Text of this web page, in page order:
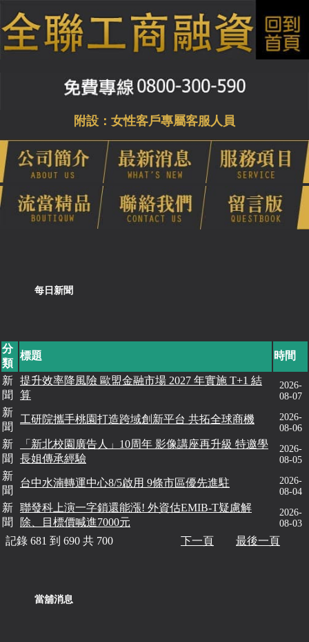
附設：女性客戶專屬客服人員
每日新聞
分
類
標題 時間
新
聞
提升效率降風險 歐盟金融市場 2027 年實施 T+1 結
算
2026-
08-07
新
聞
工研院攜手桃園打造跨域創新平台 共拓全球商機
2026-
08-06
新
聞
「新北校園廣告人」10周年 影像講座再升級 特邀學
長姐傳承經驗
2026-
08-05
新
聞
台中水湳轉運中心8/5啟用 9條市區優先進駐
2026-
08-04
新
聞
聯發科上演一字鎖還能漲! 外資估EMIB-T疑慮解
除、目標價喊進7000元
2026-
08-03
記錄 681 到 690 共 700 下一頁 最後一頁
當舖消息